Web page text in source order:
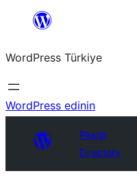
İçeriğe
WordPress Türkiye
WordPress edinin
Plugin
Directory